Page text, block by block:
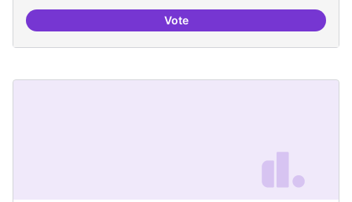
VoteMoviment Activista Digital